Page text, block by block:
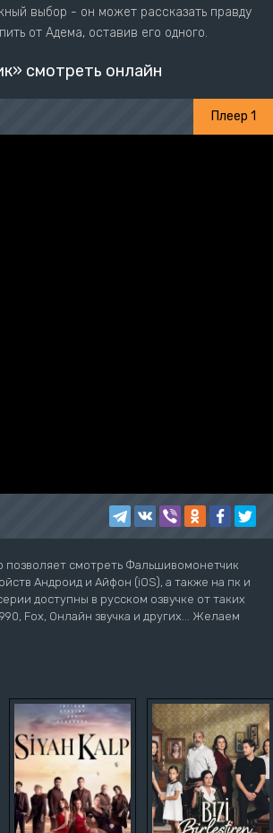
выбор - он может рассказать правду
от Адема, оставив его одного.
смотреть онлайн
Плеер 1
позволяет смотреть Фальшивомонетчик
Андроид и Айфон (iOS), а также на пк и
доступны в русском озвучке от таких
Fox, Онлайн звучка и других... Желаем